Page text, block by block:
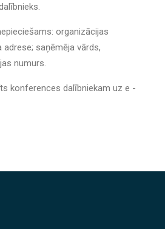
organizācijas
saņēmēja vārds,
numurs.
konferences dalībniekam uz e -